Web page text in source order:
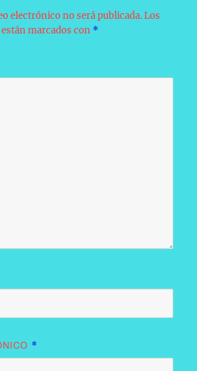
electrónico no será publicada. Los
marcados con *
*